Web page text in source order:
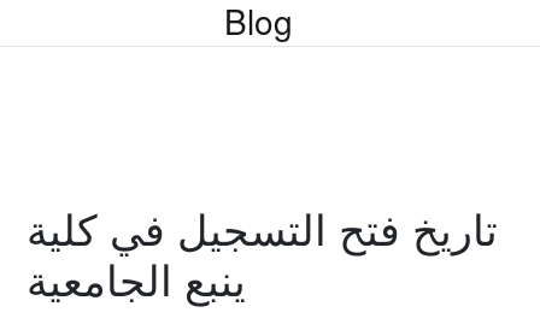
Blog
تاريخ فتح التسجيل في كلية
ينبع الجامعية